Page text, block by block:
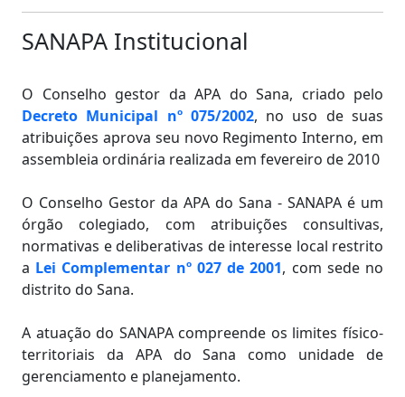
SANAPA Institucional
O Conselho gestor da APA do Sana, criado pelo
Decreto Municipal nº 075/2002, no uso de suas
atribuições aprova seu novo Regimento Interno, em
assembleia ordinária realizada em fevereiro de 2010
O Conselho Gestor da APA do Sana - SANAPA é um
órgão colegiado, com atribuições consultivas,
normativas e deliberativas de interesse local restrito
a Lei Complementar nº 027 de 2001, com sede no
distrito do Sana.
A atuação do SANAPA compreende os limites físico-
territoriais da APA do Sana como unidade de
gerenciamento e planejamento.